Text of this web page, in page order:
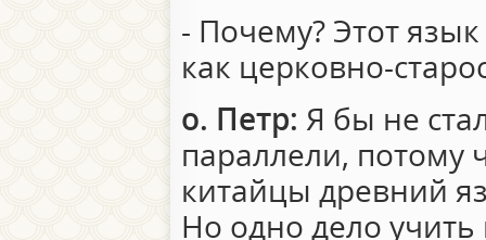
- Почему? Этот
как церковно-
о. Петр: Я бы не
параллели, потому
китайцы древний
Но одно дело учить